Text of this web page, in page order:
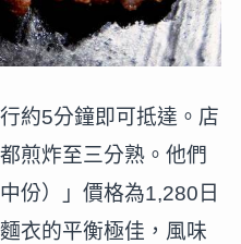
約5分鐘即可抵達。店
煎炸至三分熟。他們
份）」價格為1,280日
衣的平衡極佳，風味